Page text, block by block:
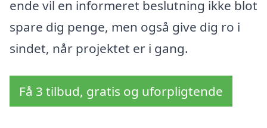
ende vil en informeret beslutning ikke blot
spare dig penge, men også give dig ro i
sindet, når projektet er i gang.
Få 3 tilbud, gratis og uforpligtende